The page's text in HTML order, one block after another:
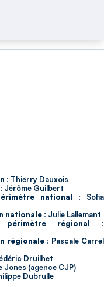
: Thierry Dauxois
Jérôme Guilbert
national : Sofia
nationale : Julie Lallemant
périmètre régional :
régionale : Pascale Carrel
Druilhet
Jones (agence CJP)
Dubrulle